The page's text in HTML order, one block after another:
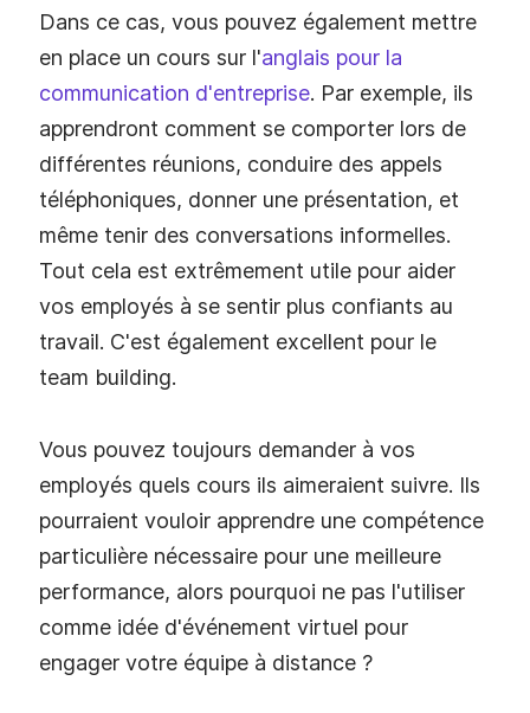
Dans ce cas, vous pouvez également mettre
en place un cours sur l'anglais pour la
communication d'entreprise. Par exemple, ils
apprendront comment se comporter lors de
différentes réunions, conduire des appels
téléphoniques, donner une présentation, et
même tenir des conversations informelles.
Tout cela est extrêmement utile pour aider
vos employés à se sentir plus confiants au
travail. C'est également excellent pour le
team building.
Vous pouvez toujours demander à vos
employés quels cours ils aimeraient suivre. Ils
pourraient vouloir apprendre une compétence
particulière nécessaire pour une meilleure
performance, alors pourquoi ne pas l'utiliser
comme idée d'événement virtuel pour
engager votre équipe à distance ?